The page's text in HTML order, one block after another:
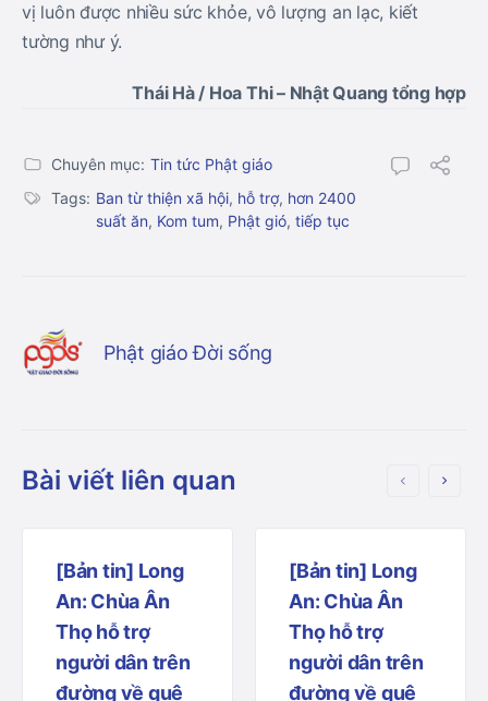
vị luôn được nhiều sức khỏe, vô lượng an lạc, kiết
tường như ý.
Thái Hà / Hoa Thi – Nhật Quang tổng hợp
Chuyên mục: Tin tức Phật giáo
Tags: Ban từ thiện xã hội, hỗ trợ, hơn 2400
suất ăn, Kom tum, Phật gió, tiếp tục
Phật giáo Đời sống
Bài viết liên quan
[Bản tin] Long
An: Chùa Ân
Thọ hỗ trợ
người dân trên
đường về quê
[Bản tin] Long
An: Chùa Ân
Thọ hỗ trợ
người dân trên
đường về quê